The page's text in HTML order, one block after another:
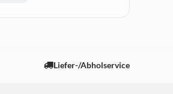
Liefer-/Abholservice